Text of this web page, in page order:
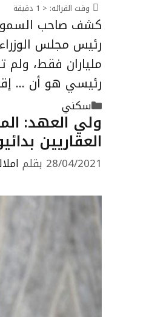
وقت القرائه: < 1 دقيقة
كشف صاحب السمو
ملياران فقط،
رئيسي هو أن …
التصنيفات
سكني
العقاريين
28/04/2021 بقلم